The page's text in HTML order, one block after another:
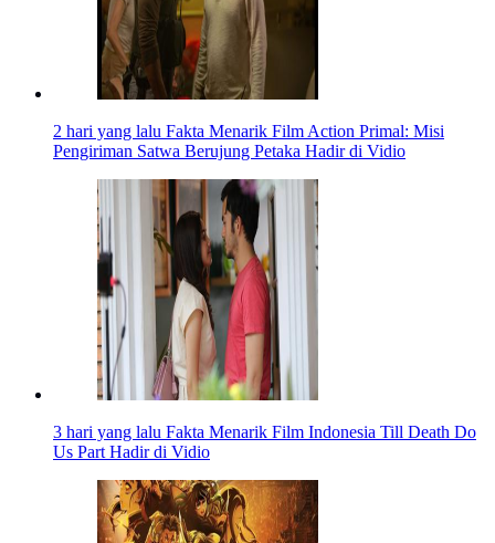
2 hari yang lalu Fakta Menarik Film Action Primal: Misi
Pengiriman Satwa Berujung Petaka Hadir di Vidio
3 hari yang lalu Fakta Menarik Film Indonesia Till Death Do
Us Part Hadir di Vidio